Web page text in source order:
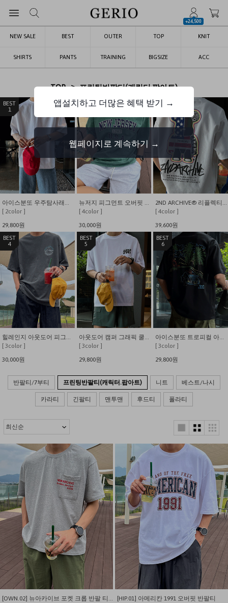
+24,500
NEW SALE BEST OUTER TOP KNIT
SHIRTS PANTS TRAINING BIGSIZE ACC
TOP > 프린팅반팔티(캐릭터.팝아트)
1
아이스분또 우주탐사래빗 반팔티 (짱귀여움)
[ 2color ]
29,800원
2
뉴저지 피그먼트 오버핏 반팔티
[ 4color ]
30,000원
3
2ND ARCHIVE® 리플렉티브 베어 오버핏 반팔 티셔츠
[ 4color ]
39,600원
4
힐레인지 아웃도어 피그먼트 반팔 티셔츠
[ 3color ]
30,000원
5
아웃도어 캠퍼 그래픽 쿨링 분또 반팔티
[ 3color ]
29,800원
6
아이스분또 트로피컬 아일랜드 네온 프린팅 티셔츠
[ 3color ]
29,800원
반팔티/7부티 프린팅반팔티(캐릭터.팝아트) 니트 베스트/나시
카라티 긴팔티 맨투맨 후드티 폴라티
[OWN.02] 뉴아카이브 포켓 크롭 반팔 티셔츠
[HIP.01] 아메리칸 1991 오버핏 반팔티
앱설치하고 더많은 혜택 받기 →
웹페이지로 계속하기 →